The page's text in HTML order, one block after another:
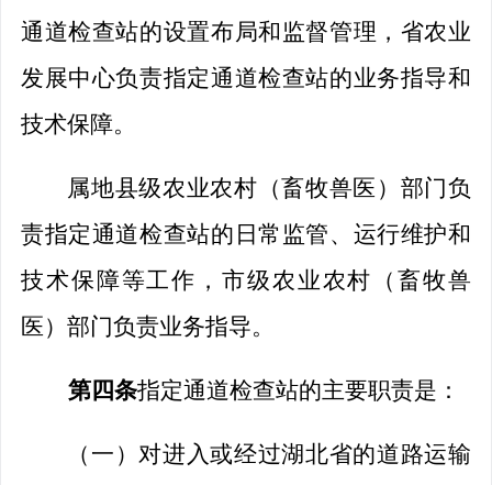
通道检查站的设置布局和监督管理 ，省农业
发展中心负责指定通道检查站的业务指导和
技术保障。
属地县级农业农村（畜牧兽医）部门负
责指定通道检查站的日常监管、运行维护和
技术保障等工作，市级农业农村（畜牧兽
医）部门负责业务指导。
第四条指定通道检查站的主要职责是：
（一）对进入或经过湖北省的道路运输